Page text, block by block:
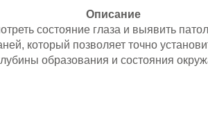
Описание
состояние глаза и выявить
который позволяет точно
образования и состояния